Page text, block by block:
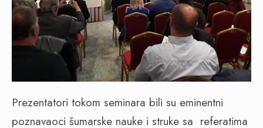
Prezentatori tokom seminara bili su eminentni
poznavaoci šumarske nauke i struke sa referatima